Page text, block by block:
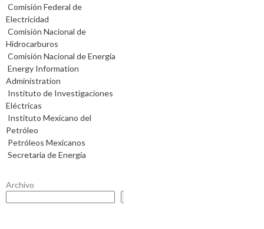
Comisión Federal de
Electricidad
Comisión Nacional de
Hidrocarburos
Comisión Nacional de Energía
Energy Information
Administration
Instituto de Investigaciones
Eléctricas
Instituto Mexicano del
Petróleo
Petróleos Mexicanos
Secretaría de Energía
Archivo